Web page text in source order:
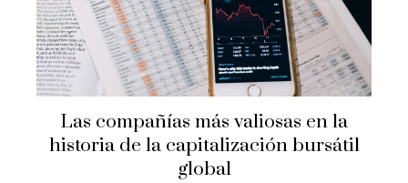
Las compañías más valiosas en la
historia de la capitalización bursátil
global